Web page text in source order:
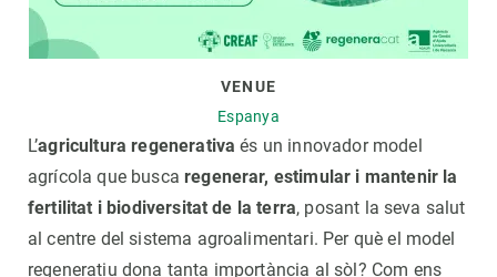
VENUE
Espanya
L’agricultura regenerativa és un innovador model
agrícola que buscaregenerar, estimular i mantenir la
fertilitat i biodiversitat de la terra, posant la seva salut
al centre del sistema agroalimentari. Per què el model
regeneratiu dona tanta importància al sòl? Com ens